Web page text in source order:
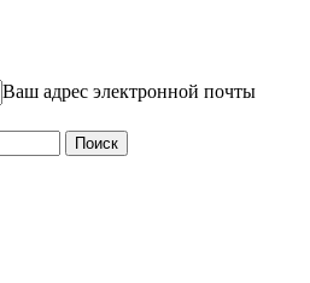
Ваш адрес электронной почты